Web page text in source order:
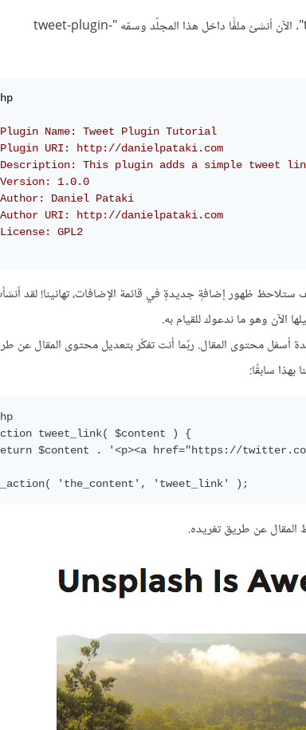
أوّلا، فلننشئ مجلّدًا في مجلّد الإضافات الرئيسي ولنسمّه مثلا "tweet-plugin-tutorial". الآن أنشئ ملفًّا داخل هذا المجلّد وسمّه "tweet-plugin-
Name: Tweet Plugin Tutorial
URI: http://danielpataki.com
This plugin adds a simple tweet
1.0.0
Daniel Pataki
URI: http://danielpataki.com
GPL2
ظهور إضافةٍ جديدةٍ في قائمة الإضافات، تهانينا! لقد
الآن وهو ما ندعوك للقيام به.
التغريدة أسفل محتوى المقال. ربّما أنت تفكّر بتعديل محتوى المقال عن
بهذا سابقًا:
tweet_link( $content ) {
$content . '<p><a href="https://
المقال عن طريق تغريده.